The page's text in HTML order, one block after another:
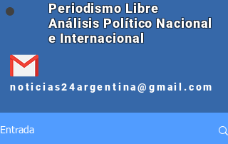
Periodismo Libre
Análisis Político Nacional
e Internacional
noticias24argentina@gmail.com
Entrada